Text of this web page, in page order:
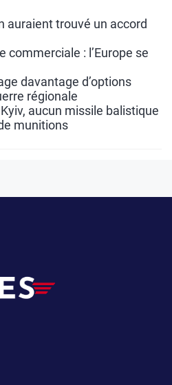
auraient trouvé un accord
commerciale : l’Europe se
davantage d’options
régionale
aucun missile balistique
munitions